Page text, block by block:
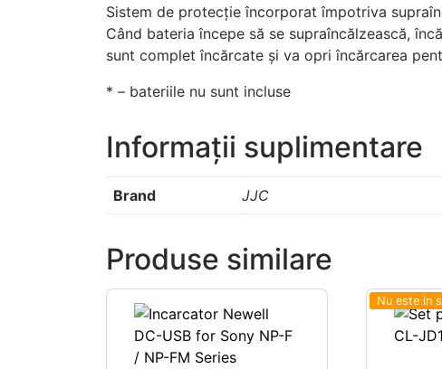
Sistem de protecție încorporat împotriva
Când bateria începe să se supraîncălzească,
sunt complet încărcate și va opri încărcarea
* – bateriile nu sunt incluse
Informații suplimentare
Brand JJC
Produse similare
Nu este in